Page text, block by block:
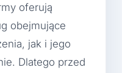
oferują
obejmujące
jak i jego
Dlatego przed